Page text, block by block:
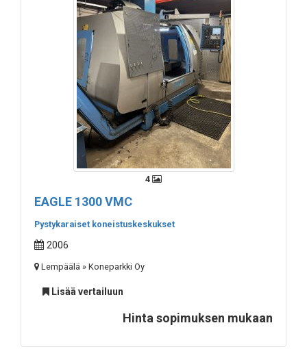
4
EAGLE 1300 VMC
Pystykaraiset koneistuskeskukset
2006
Lempäälä » Koneparkki Oy
Lisää vertailuun
Hinta sopimuksen mukaan